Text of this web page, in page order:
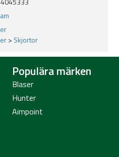
> Skjortor
Populära märken
Blaser
Hunter
Aimpoint